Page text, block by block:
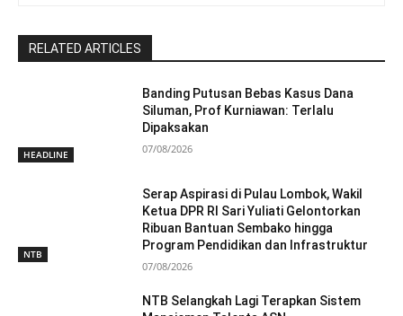
RELATED ARTICLES
HEADLINE
Banding Putusan Bebas Kasus Dana
Siluman, Prof Kurniawan: Terlalu
Dipaksakan
07/08/2026
NTB
Serap Aspirasi di Pulau Lombok, Wakil
Ketua DPR RI Sari Yuliati Gelontorkan
Ribuan Bantuan Sembako hingga
Program Pendidikan dan Infrastruktur
07/08/2026
NTB Selangkah Lagi Terapkan Sistem